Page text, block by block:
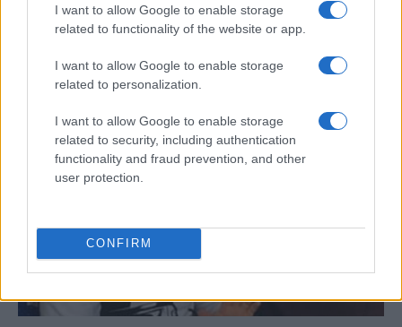
I want to allow Google to enable storage
related to functionality of the website or app.
I want to allow Google to enable storage
related to personalization.
I want to allow Google to enable storage
related to security, including authentication
functionality and fraud prevention, and other
user protection.
CONFIRM
¿Quién es Chad Boyce?: cómo murió
durante la serie Los 100
La biografía de Chad Boyce que había muerto…
GENTE